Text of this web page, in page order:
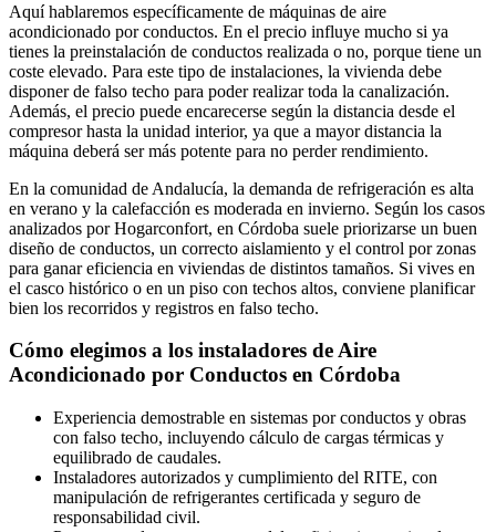
Aquí hablaremos específicamente de máquinas de aire
acondicionado por conductos. En el precio influye mucho si ya
tienes la preinstalación de conductos realizada o no, porque tiene un
coste elevado. Para este tipo de instalaciones, la vivienda debe
disponer de falso techo para poder realizar toda la canalización.
Además, el precio puede encarecerse según la distancia desde el
compresor hasta la unidad interior, ya que a mayor distancia la
máquina deberá ser más potente para no perder rendimiento.
En la comunidad de Andalucía, la demanda de refrigeración es alta
en verano y la calefacción es moderada en invierno. Según los casos
analizados por Hogarconfort, en Córdoba suele priorizarse un buen
diseño de conductos, un correcto aislamiento y el control por zonas
para ganar eficiencia en viviendas de distintos tamaños. Si vives en
el casco histórico o en un piso con techos altos, conviene planificar
bien los recorridos y registros en falso techo.
Cómo elegimos a los instaladores de Aire
Acondicionado por Conductos en Córdoba
Experiencia demostrable en sistemas por conductos y obras
con falso techo, incluyendo cálculo de cargas térmicas y
equilibrado de caudales.
Instaladores autorizados y cumplimiento del RITE, con
manipulación de refrigerantes certificada y seguro de
responsabilidad civil.